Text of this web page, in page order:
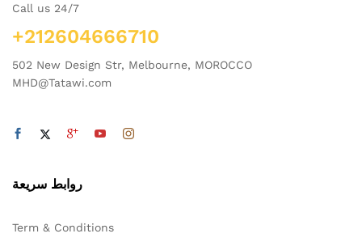
Call us 24/7
+212604666710
502 New Design Str, Melbourne, MOROCCO
MHD@Tatawi.com
روابط سريعة
Term & Conditions